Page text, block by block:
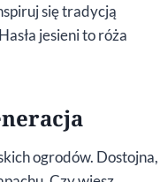
się tradycją
jesieni to róża
ogrodów. Dostojna,